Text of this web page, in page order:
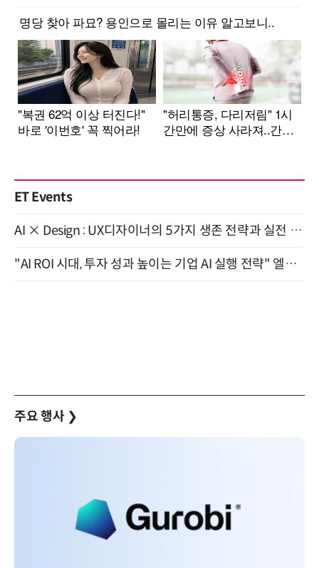
ET Events
AI × Design : UX디자이너의 5가지 생존 전략과 실전 대응 8월 28일 개최
"AI ROI 시대, 투자 성과 높이는 기업 AI 실행 전략" 엘타워 6층 (9월 18일)
주요 행사 ❯